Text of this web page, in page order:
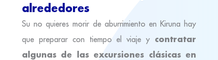
alrededores
Su no quieres morir de aburrimiento en Kiruna hay
que preparar con tiempo el viaje y contratar
algunas de las excursiones clásicas en